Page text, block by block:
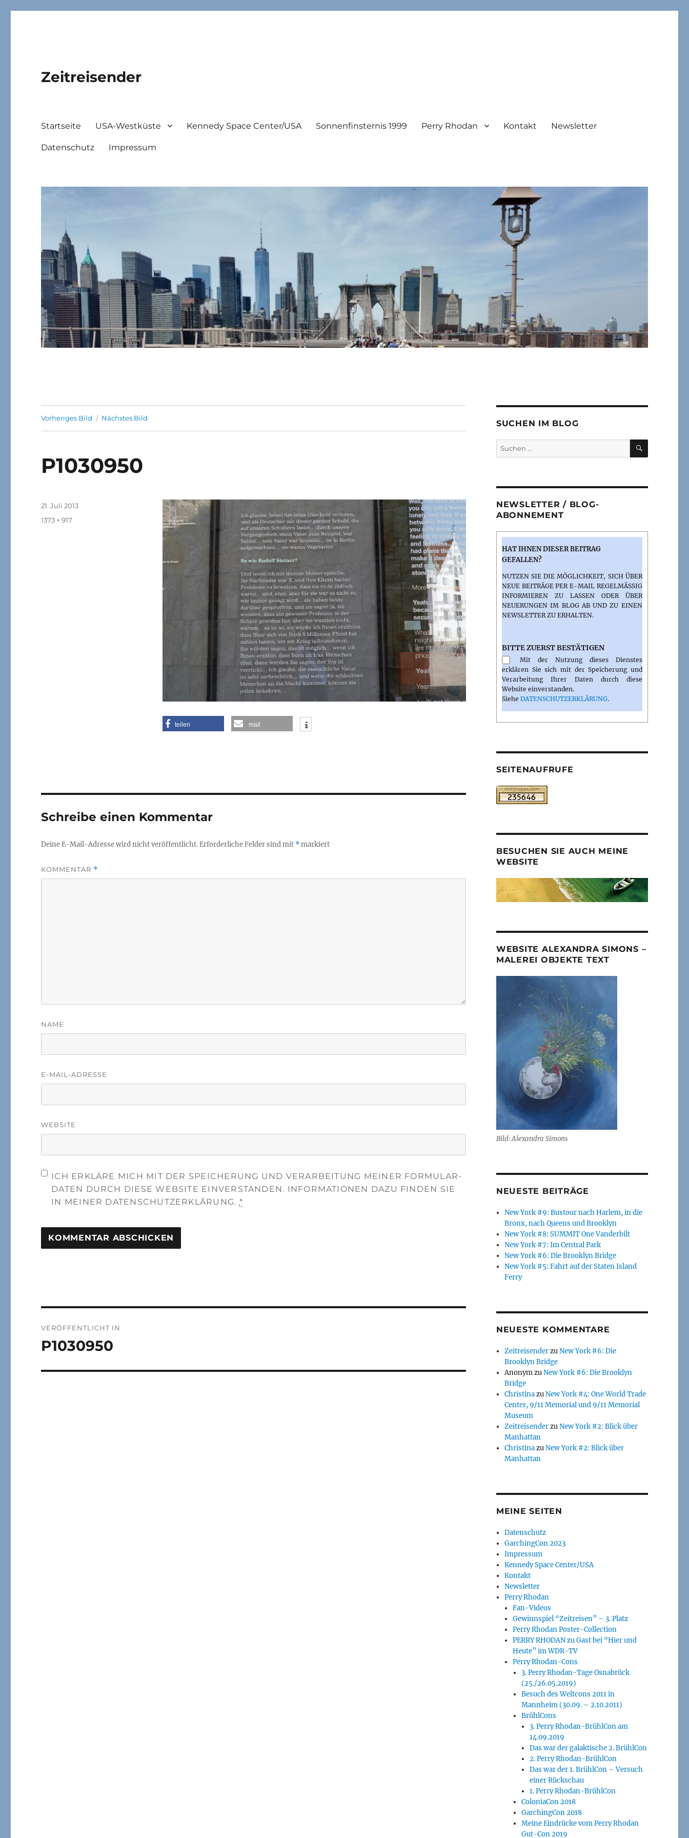
Zeitreisender
Startseite USA-Westküste Kennedy Space Center/USA Sonnenfinsternis 1999 Perry Rhodan Kontakt Newsletter
Datenschutz Impressum
Vorheriges Bild Nächstes Bild
P1030950
teilen mail
Veröffentlicht
21. Juli 2013
Originalgröße
1373 × 917
Schreibe einen Kommentar
Deine E-Mail-Adresse wird nicht veröffentlicht.Erforderliche Felder sind mit *markiert
KOMMENTAR *
NAME
E-MAIL-ADRESSE
WEBSITE
ICH ERKLÄRE MICH MIT DER SPEICHERUNG UND VERARBEITUNG MEINER FORMULAR-
DATEN DURCH DIESE WEBSITE EINVERSTANDEN. INFORMATIONEN DAZU FINDEN SIE
IN MEINER DATENSCHUTZERKLÄRUNG. *
VERÖFFENTLICHT IN
P1030950
SUCHEN IM BLOG
Suchen
nach:
SUCHEN
NEWSLETTER / BLOG-
ABONNEMENT
HAT IHNEN DIESER BEITRAG
GEFALLEN?
NUTZEN SIE DIE MÖGLICHKEIT, SICH ÜBER
NEUE BEITRÄGE PER E-MAIL REGELMÄSSIG I
NFORMIEREN ZU LASSEN ODER ÜBER N
EUERUNGEN IM BLOG AB UND ZU EINEN N
EWSLETTER ZU ERHALTEN.
BITTE ZUERST BESTÄTIGEN
Mit der Nutzung dieses Dienstes
erklären Sie sich mit der Speicherung und
Verarbeitung Ihrer Daten durch diese
Website einverstanden.
Siehe DATENSCHUTZERKLÄRUNG.
SEITENAUFRUFE
BESUCHEN SIE AUCH MEINE
WEBSITE
WEBSITE ALEXANDRA SIMONS –
MALEREI OBJEKTE TEXT
Bild: Alexandra Simons
NEUESTE BEITRÄGE
New York #9: Bustour nach Harlem, in die
Bronx, nach Queens und Brooklyn
New York #8: SUMMIT One Vanderbilt
New York #7: Im Central Park
New York #6: Die Brooklyn Bridge
New York #5: Fahrt auf der Staten Island
Ferry
NEUESTE KOMMENTARE
ZeitreisenderzuNew York #6: Die
Brooklyn Bridge
AnonymzuNew York #6: Die Brooklyn
Bridge
ChristinazuNew York #4: One World Trade
Center, 9/11 Memorial und 9/11 Memorial
Museum
ZeitreisenderzuNew York #2: Blick über
Manhattan
ChristinazuNew York #2: Blick über
Manhattan
MEINE SEITEN
Datenschutz
GarchingCon 2023
Impressum
Kennedy Space Center/USA
Kontakt
Newsletter
Perry Rhodan
Fan-Videos
Gewinnspiel “Zeitreisen” – 3. Platz
Perry Rhodan Poster-Collection
PERRY RHODAN zu Gast bei “Hier und
Heute” im WDR-TV
Perry Rhodan-Cons
3. Perry Rhodan-Tage Osnabrück
(25./26.05.2019)
Besuch des Weltcons 2011 in
Mannheim (30.09. – 2.10.2011)
BrühlCons
3. Perry Rhodan-BrühlCon am
14.09.2019
Das war der galaktische 2. BrühlCon
2. Perry Rhodan-BrühlCon
Das war der 1. BrühlCon – Versuch
einer Rückschau
1. Perry Rhodan-BrühlCon
ColoniaCon 2018
GarchingCon 2018
Meine Eindrücke vom Perry Rhodan
Gut-Con 2019